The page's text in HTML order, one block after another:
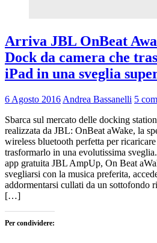
Arriva JBL OnBeat
Dock da camera che
iPad in una sveglia
6 Agosto 2016 Andrea Bassanelli 5
Sbarca sul mercato delle docking
realizzata da JBL: OnBeat aWake, la
wireless bluetooth perfetta per
trasformarlo in una evolutissima
app gratuita JBL AmpUp, On Beat
svegliarsi con la musica preferita,
addormentarsi cullati da un sottofondo
[…]
Per condividere: